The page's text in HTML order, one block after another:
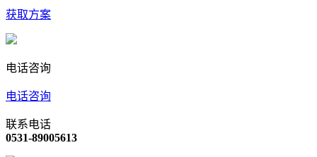
获取方案
电话咨询
电话咨询
联系电话
0531-89005613